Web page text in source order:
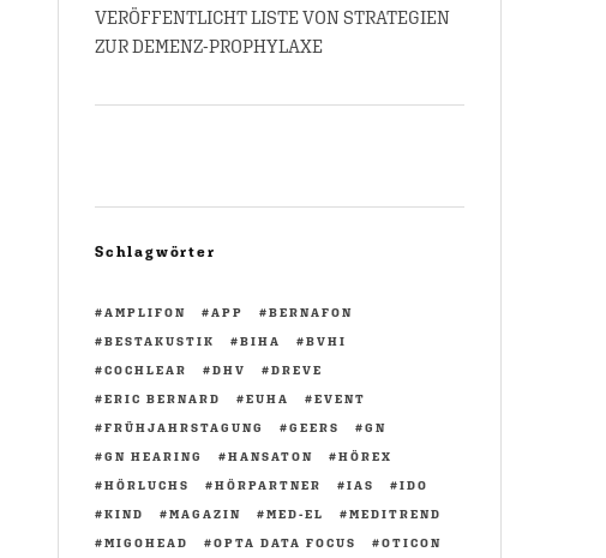
VERÖFFENTLICHT LISTE VON STRATEGIEN
ZUR DEMENZ-PROPHYLAXE
Schlagwörter
AMPLIFON APP
BERNAFON
BESTAKUSTIK
BIHA
BVHI
COCHLEAR
DHV
DREVE
ERIC BERNARD
EUHA
EVENT
FRÜHJAHRSTAGUNG
GEERS
GN
GN HEARING
HANSATON
HÖREX
HÖRLUCHS
HÖRPARTNER IAS
IDO
KIND
MAGAZIN MED-EL
MEDITREND
MIGOHEAD
OPTA DATA FOCUS
OTICON